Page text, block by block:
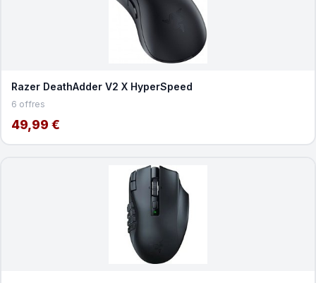
Razer DeathAdder V2 X HyperSpeed
6 offres
49,99 €